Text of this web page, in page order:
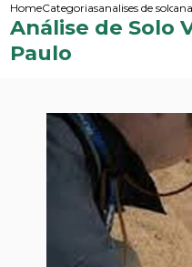
HomeCategoriasanalises de solos
Análise de Solo
Paulo